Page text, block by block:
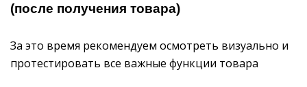
(после получения товара)
За это время рекомендуем осмотреть визуально и
протестировать все важные функции товара